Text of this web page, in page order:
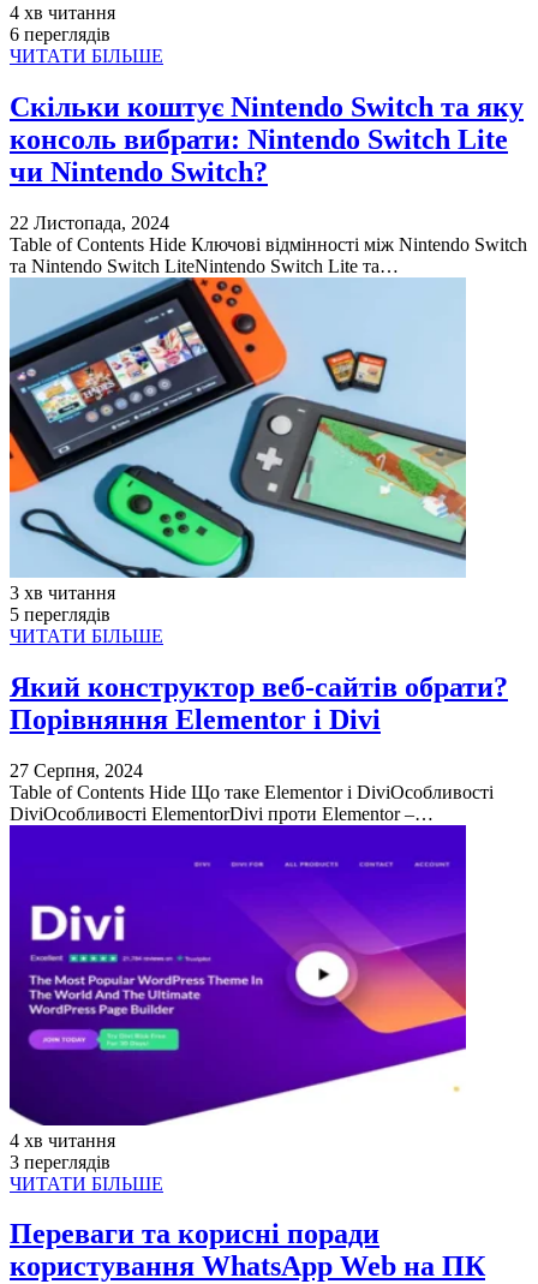
4 хв читання
6 переглядів
ЧИТАТИ БІЛЬШЕ
Скільки коштує Nintendo Switch та яку
консоль вибрати: Nintendo Switch Lite
чи Nintendo Switch?
22 Листопада, 2024
Table of Contents Hide Ключові відмінності між Nintendo Switch
та Nintendo Switch LiteNintendo Switch Lite та…
3 хв читання
5 переглядів
ЧИТАТИ БІЛЬШЕ
Який конструктор веб-сайтів обрати?
Порівняння Elementor і Divi
27 Серпня, 2024
Table of Contents Hide Що таке Elementor і DiviОсобливості
DiviОсобливості ElementorDivi проти Elementor –…
4 хв читання
3 переглядів
ЧИТАТИ БІЛЬШЕ
Переваги та корисні поради
користування WhatsApp Web на ПК